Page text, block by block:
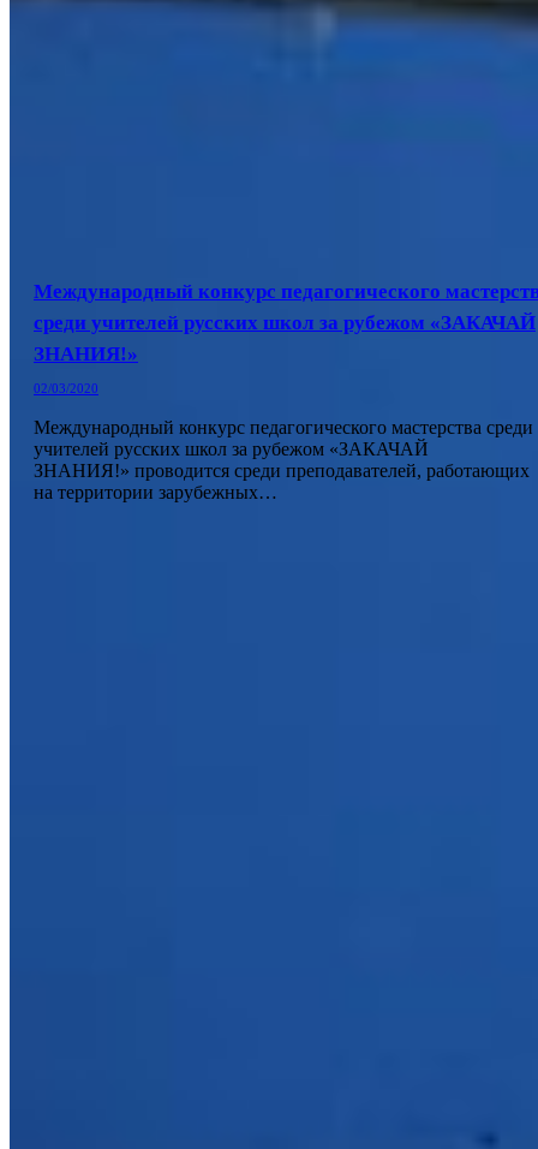
Международный конкурс педагогического
среди учителей русских школ за рубежом «ЗАКАЧАЙ
ЗНАНИЯ!»
02/03/2020
Международный конкурс педагогического мастерства среди
учителей русских школ за рубежом «ЗАКАЧАЙ
ЗНАНИЯ!» проводится среди преподавателей, работающих
на территории зарубежных…